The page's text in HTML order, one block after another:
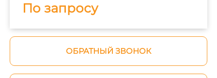
По запросу
ОБРАТНЫЙ ЗВОНОК